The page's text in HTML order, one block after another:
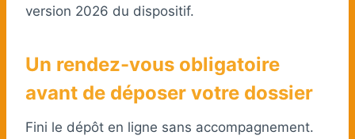
version 2026 du dispositif.
Un rendez-vous obligatoire
avant de déposer votre dossier
Fini le dépôt en ligne sans accompagnement.